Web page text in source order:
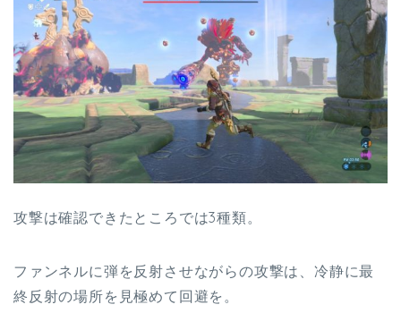
攻撃は確認できたところでは3種類。
ファンネルに弾を反射させながらの攻撃は、冷静に最
終反射の場所を見極めて回避を。